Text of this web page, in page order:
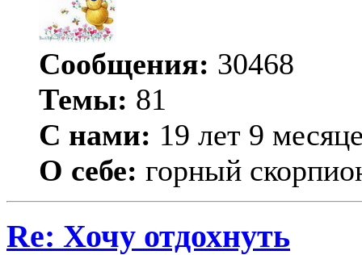
Сообщения: 30468
Темы: 81
С нами: 19 лет 9
О себе: горный
Re: Хочу отдохнуть